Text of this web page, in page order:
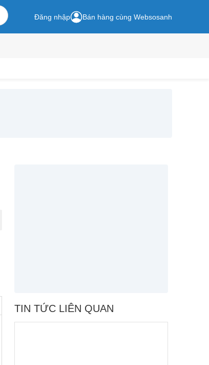
Đăng nhập Bán hàng cùng Websosanh
TIN TỨC LIÊN QUAN